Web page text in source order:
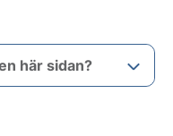
här sidan?